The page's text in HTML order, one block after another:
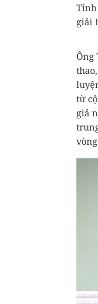
Tỉnh
giải
Ông
từ
giả